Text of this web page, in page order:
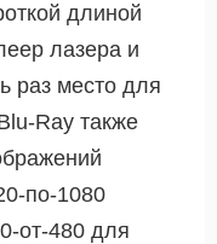
длиной
лазера и
раз место для
Ray также
по-1080
от-480 для